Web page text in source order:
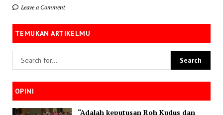
Leave a Comment
TEMUKAN ARTIKELMU
OPINI
“Adalah keputusan Roh Kudus dan